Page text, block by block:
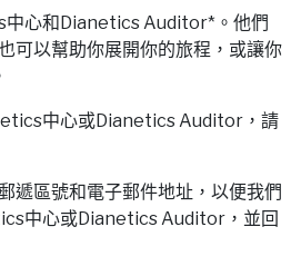
心和Dianetics Auditor*。他們
可以幫助你展開你的旅程，或讓你
中心或Dianetics Auditor，請
遞區號和電子郵件地址，以便我們
中心或Dianetics Auditor，並回